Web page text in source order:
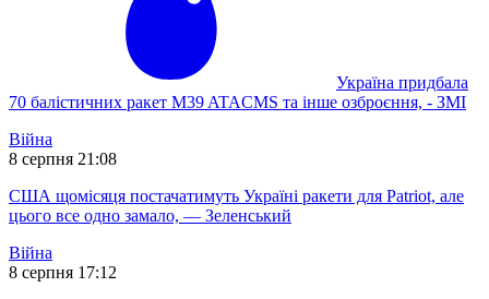
Україна придбала
70 балістичних ракет M39 ATACMS та інше озброєння, - ЗМІ
Війна
8 серпня 21:08
США щомісяця постачатимуть Україні ракети для Patriot, але
цього все одно замало, — Зеленський
Війна
8 серпня 17:12